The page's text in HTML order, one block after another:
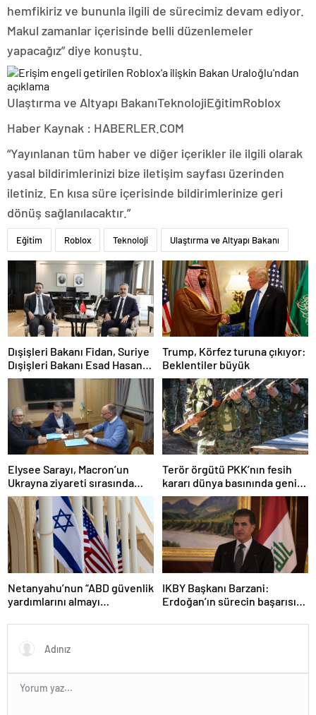
hemfikiriz ve bununla ilgili de sürecimiz devam ediyor.
Makul zamanlar içerisinde belli düzenlemeler
yapacağız” diye konuştu.
Ulaştırma ve Altyapı BakanıTeknolojiEğitimRoblox
Haber Kaynak : HABERLER.COM
“Yayınlanan tüm haber ve diğer içerikler ile ilgili olarak
yasal bildirimlerinizi bize iletişim sayfası üzerinden
iletiniz. En kısa süre içerisinde bildirimlerinize geri
dönüş sağlanılacaktır.”
Eğitim Roblox Teknoloji Ulaştırma ve Altyapı Bakanı
Dışişleri Bakanı Fidan, Suriye
Dışişleri Bakanı Esad Hasan
Şeybani ile görüştü
Trump, Körfez turuna çıkıyor:
Beklentiler büyük
Elysee Sarayı, Macron’un
Ukrayna ziyareti sırasında
trende uyuşturucu kullandığı
iddiasını yalanladı
Terör örgütü PKK’nın fesih
kararı dünya basınında geniş
yer buldu
Netanyahu’nun “ABD güvenlik
yardımlarını almayı
kalabileceklerini” söylediği
iddiası
IKBY Başkanı Barzani:
Erdoğan’ın sürecin başarısı
takdirle karşılıyoruz